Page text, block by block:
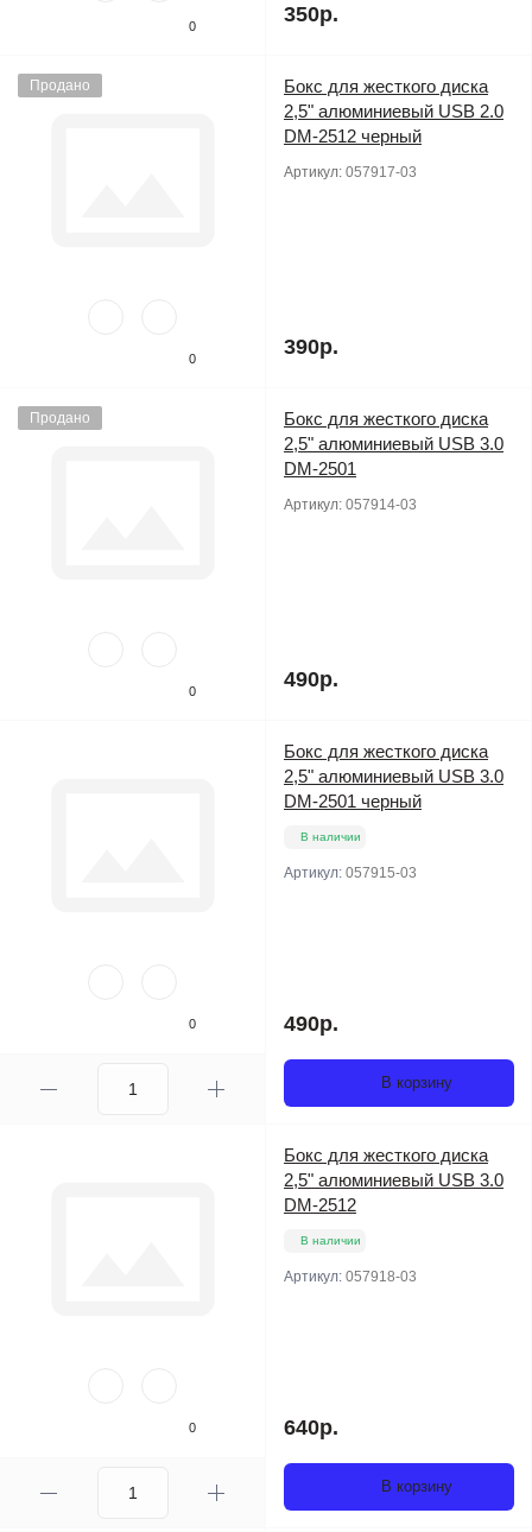
0 350р.
Продано
0
Бокс для жесткого диска
2,5" алюминиевый USB 2.0
DM-2512 черный
Артикул: 057917-03
390р.
Продано
0
Бокс для жесткого диска
2,5" алюминиевый USB 3.0
DM-2501
Артикул: 057914-03
490р.
0
Бокс для жесткого диска
2,5" алюминиевый USB 3.0
DM-2501 черный
В наличии
Артикул: 057915-03
490р.
В корзину
0
Бокс для жесткого диска
2,5" алюминиевый USB 3.0
DM-2512
В наличии
Артикул: 057918-03
640р.
В корзину